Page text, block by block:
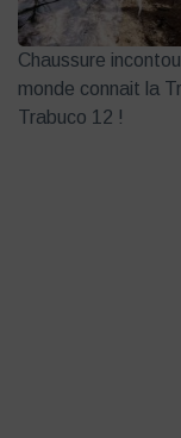
Chaussure
monde connait la
Trabuco 12 !